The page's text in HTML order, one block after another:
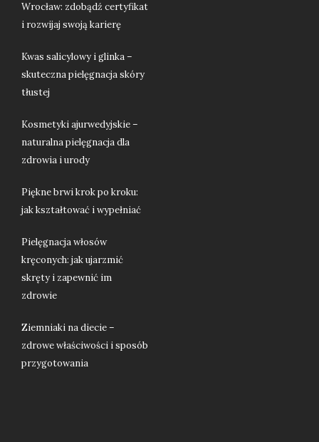
Wrocław: zdobądź certyfikat
i rozwijaj swoją karierę
Kwas salicylowy i glinka –
skuteczna pielęgnacja skóry
tłustej
Kosmetyki ajurwedyjskie –
naturalna pielęgnacja dla
zdrowia i urody
Piękne brwi krok po kroku:
jak kształtować i wypełniać
Pielęgnacja włosów
kręconych: jak ujarzmić
skręty i zapewnić im
zdrowie
Ziemniaki na diecie –
zdrowe właściwości i sposób
przygotowania